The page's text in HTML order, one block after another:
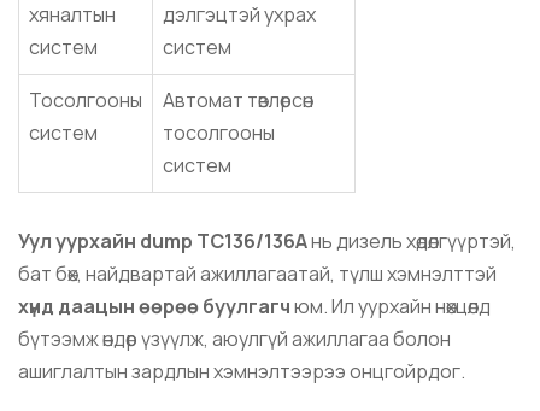
хяналтын
систем
дэлгэцтэй ухрах
систем
Тосолгооны
систем
Автомат төвлөрсөн
тосолгооны
систем
Уул уурхайн dump TC136/136Aнь дизель хөдөлгүүртэй,
бат бөх, найдвартай ажиллагаатай, түлш хэмнэлттэй
хүнд даацын өөрөө буулгагчюм. Ил уурхайн нөхцөлд
бүтээмж өндөр үзүүлж, аюулгүй ажиллагаа болон
ашиглалтын зардлын хэмнэлтээрээ онцгойрдог.